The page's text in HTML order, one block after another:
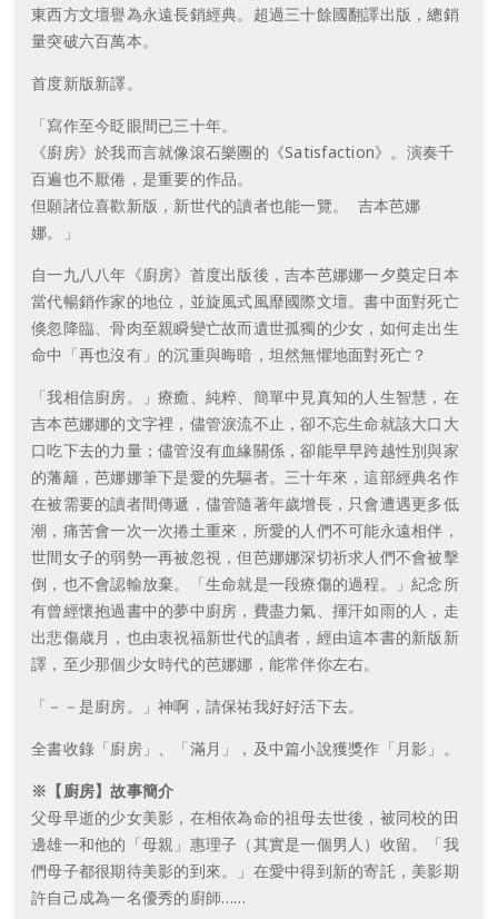
東西方文壇譽為永遠長銷經典。超過三十餘國翻譯出版，總銷
量突破六百萬本。
首度新版新譯。
「寫作至今眨眼間已三十年。
《廚房》於我而言就像滾石樂團的《Satisfaction》。演奏千
百遍也不厭倦，是重要的作品。
但願諸位喜歡新版，新世代的讀者也能一覽。 吉本芭娜
娜。」
自一九八八年《廚房》首度出版後，吉本芭娜娜一夕奠定日本
當代暢銷作家的地位，並旋風式風靡國際文壇。書中面對死亡
倏忽降臨、骨肉至親瞬變亡故而遺世孤獨的少女，如何走出生
命中「再也沒有」的沉重與晦暗，坦然無懼地面對死亡？
「我相信廚房。」療癒、純粹、簡單中見真知的人生智慧，在
吉本芭娜娜的文字裡，儘管淚流不止，卻不忘生命就該大口大
口吃下去的力量；儘管沒有血緣關係，卻能早早跨越性別與家
的藩籬，芭娜娜筆下是愛的先驅者。三十年來，這部經典名作
在被需要的讀者間傳遞，儘管隨著年歲增長，只會遭遇更多低
潮，痛苦會一次一次捲土重來，所愛的人們不可能永遠相伴，
世間女子的弱勢一再被忽視，但芭娜娜深切祈求人們不會被擊
倒，也不會認輸放棄。「生命就是一段療傷的過程。」紀念所
有曾經懷抱過書中的夢中廚房，費盡力氣、揮汗如雨的人，走
出悲傷歳月，也由衷祝福新世代的讀者，經由這本書的新版新
譯，至少那個少女時代的芭娜娜，能常伴你左右。
「－－是廚房。」神啊，請保祐我好好活下去。
全書收錄「廚房」、「滿月」，及中篇小說獲獎作「月影」。
※【廚房】故事簡介
父母早逝的少女美影，在相依為命的祖母去世後，被同校的田
邊雄一和他的「母親」惠理子（其實是一個男人）收留。「我
們母子都很期待美影的到來。」在愛中得到新的寄託，美影期
許自己成為一名優秀的廚師……